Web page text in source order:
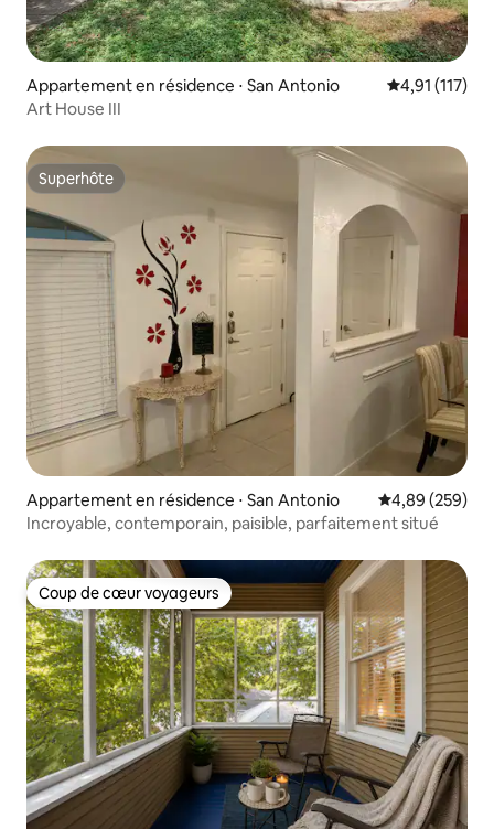
Appartement en résidence ⋅ San Antonio Évaluation
4,91 (117)
Art House III
Superhôte
Superhôte
Appartement en résidence ⋅ San Antonio Évaluation
4,89 (259)
Incroyable, contemporain, paisible, parfaitement situé
Coup de cœur voyageurs
Coup de cœur voyageurs